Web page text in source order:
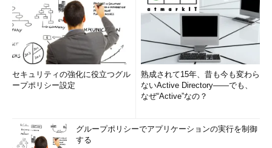
セキュリティの強化に役立つグル
ープポリシー設定
熟成されて15年、昔も今も変わら
ないActive Directory――でも、
なぜ“Active”なの？
グループポリシーでアプリケーションの実行を制御
する